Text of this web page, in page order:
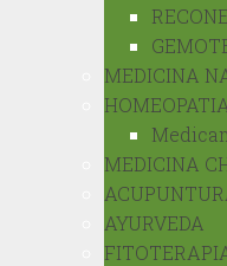
MEDICINA
HOMEOPATIA
MEDICINA
AYURVEDA